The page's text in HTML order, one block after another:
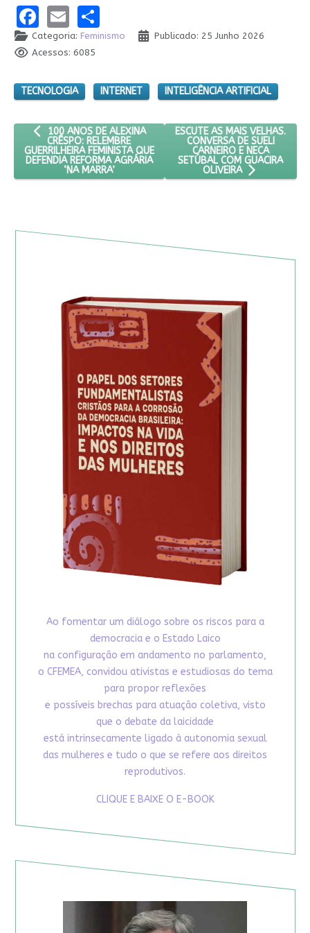
Facebook
EmailShare
Categoria: Feminismo
Publicado: 25 Junho 2026
Acessos: 6085
TECNOLOGIA INTERNET INTELIGÊNCIA ARTIFICIAL
ARTIGO ANTERIOR: 100 ANOS DE ALEXINA CRÊSPO: RELEMBRE
100 ANOS DE ALEXINA
CRÊSPO: RELEMBRE
GUERRILHEIRA FEMINISTA QUE
DEFENDIA REFORMA AGRÁRIA
‘NA MARRA’
PRÓXIMO ARTIGO: ESCUTE
ESCUTE AS MAIS VELHAS.
CONVERSA DE SUELI
CARNEIRO E NECA
SETÚBAL COM GUACIRA
OLIVEIRA
Ao fomentar um diálogo sobre os riscos para a
democracia e o Estado Laico
na configuração em andamento no parlamento,
o CFEMEA, convidou ativistas e estudiosas do tema
para propor reflexões
e possíveis brechas para atuação coletiva, visto
que o debate da laicidade
está intrinsecamente ligado à autonomia sexual
das mulheres e tudo o que se refere aos direitos
reprodutivos.
CLIQUE E BAIXE O E-BOOK